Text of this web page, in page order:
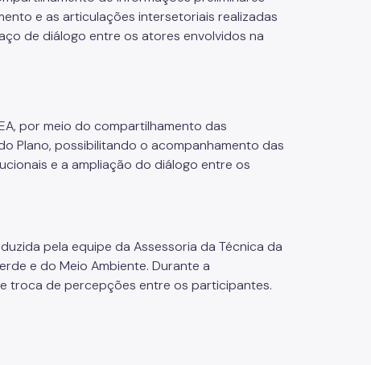
e as articulações intersetoriais realizadas
de diálogo entre os atores envolvidos na
por meio do compartilhamento das
Plano, possibilitando o acompanhamento das
e a ampliação do diálogo entre os
pela equipe da Assessoria da Técnica da
e do Meio Ambiente. Durante a
troca de percepções entre os participantes.